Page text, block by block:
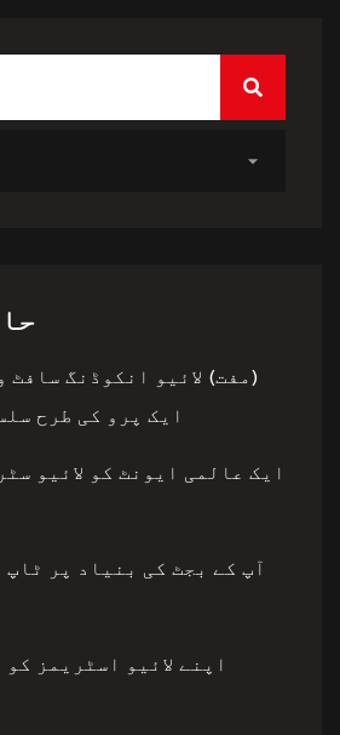
(مفت) لائیو انکوڈنگ سافٹ
ایک پرو کی طرح
ایک عالمی ایونٹ کو لائیو
آپ کے بجٹ کی بنیاد پر ٹاپ
اپنے لائیو اسٹریمز